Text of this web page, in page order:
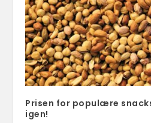
Prisen for populære
igen!